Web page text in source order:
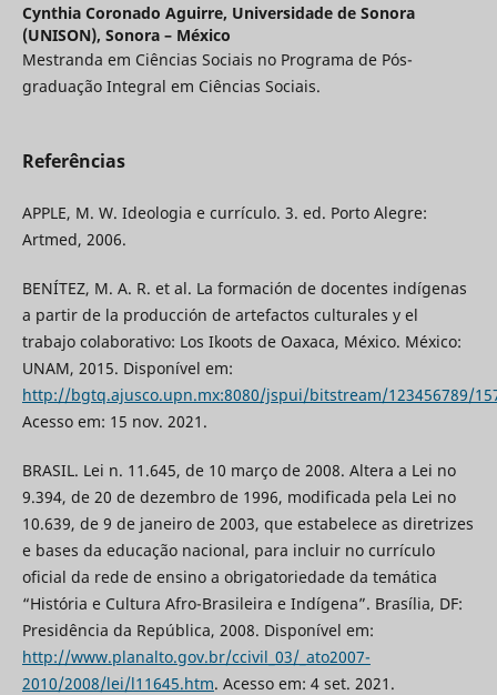
Cynthia Coronado Aguirre, Universidade de Sonora
(UNISON), Sonora – México
Mestranda em Ciências Sociais no Programa de Pós-
graduação Integral em Ciências Sociais.
Referências
APPLE, M. W. Ideologia e currículo. 3. ed. Porto Alegre:
Artmed, 2006.
BENÍTEZ, M. A. R. et al. La formación de docentes indígenas
a partir de la producción de artefactos culturales y el
trabajo colaborativo: Los Ikoots de Oaxaca, México. México:
UNAM, 2015. Disponível em:
http://bgtq.ajusco.upn.mx:8080/jspui/bitstream/123456789/
Acesso em: 15 nov. 2021.
BRASIL. Lei n. 11.645, de 10 março de 2008. Altera a Lei no
9.394, de 20 de dezembro de 1996, modificada pela Lei no
10.639, de 9 de janeiro de 2003, que estabelece as diretrizes
e bases da educação nacional, para incluir no currículo
oficial da rede de ensino a obrigatoriedade da temática
“História e Cultura Afro-Brasileira e Indígena”. Brasília, DF:
Presidência da República, 2008. Disponível em:
http://www.planalto.gov.br/ccivil_03/_ato2007-
2010/2008/lei/l11645.htm. Acesso em: 4 set. 2021.